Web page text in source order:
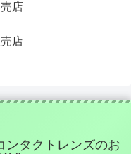
店
店
ンタクトレンズのお